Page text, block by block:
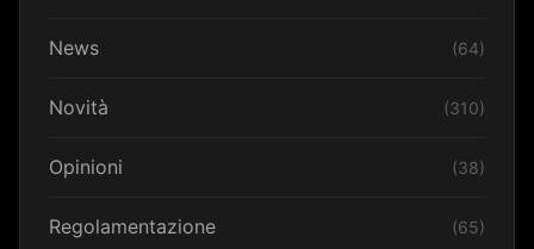
News (64)
Novità (310)
Opinioni (38)
Regolamentazione (65)